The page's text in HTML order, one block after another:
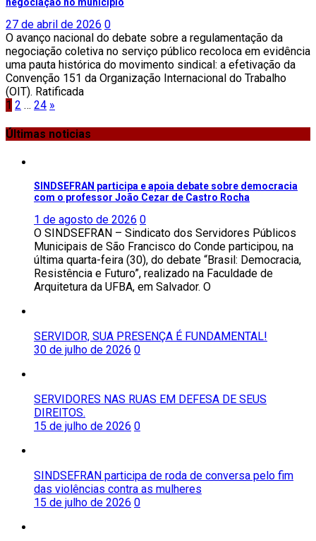
negociação no município
27 de abril de 2026 0
O avanço nacional do debate sobre a regulamentação da
negociação coletiva no serviço público recoloca em evidência
uma pauta histórica do movimento sindical: a efetivação da
Convenção 151 da Organização Internacional do Trabalho
(OIT). Ratificada
Paginação
de
posts
1 2 … 24 »
Últimas noticias
SINDSEFRAN participa e apoia debate sobre democracia
com o professor João Cezar de Castro Rocha
1 de agosto de 2026 0
O SINDSEFRAN – Sindicato dos Servidores Públicos
Municipais de São Francisco do Conde participou, na
última quarta-feira (30), do debate “Brasil: Democracia,
Resistência e Futuro”, realizado na Faculdade de
Arquitetura da UFBA, em Salvador. O
SERVIDOR, SUA PRESENÇA É FUNDAMENTAL!
30 de julho de 2026 0
SERVIDORES NAS RUAS EM DEFESA DE SEUS
DIREITOS.
15 de julho de 2026 0
SINDSEFRAN participa de roda de conversa pelo fim
das violências contra as mulheres
15 de julho de 2026 0